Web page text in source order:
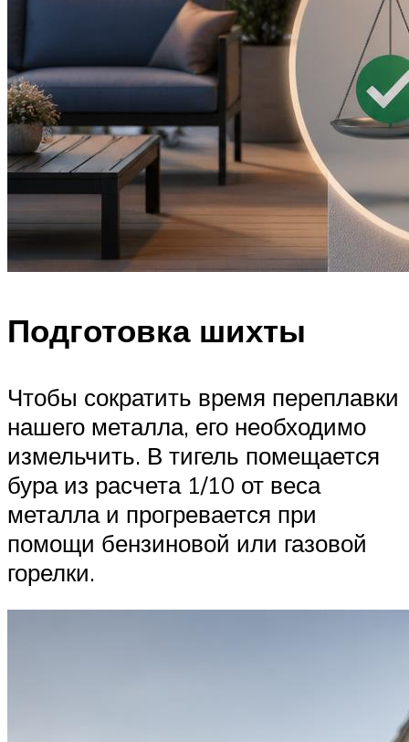
Подготовка шихты
Чтобы сократить время переплавки
нашего металла, его необходимо
измельчить. В тигель помещается
бура из расчета 1/10 от веса
металла и прогревается при
помощи бензиновой или газовой
горелки.